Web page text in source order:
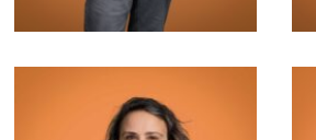
Meer informatie